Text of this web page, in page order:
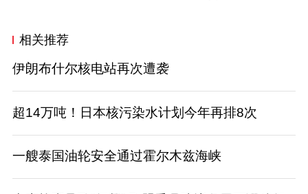
相关推荐
伊朗布什尔核电站再次遭袭
超14万吨！日本核污染水计划今年再排8次
一艘泰国油轮安全通过霍尔木兹海峡